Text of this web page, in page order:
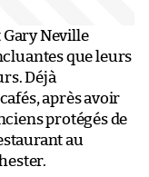
Gary Neville
que leurs
Déjà
après avoir
protégés de
au